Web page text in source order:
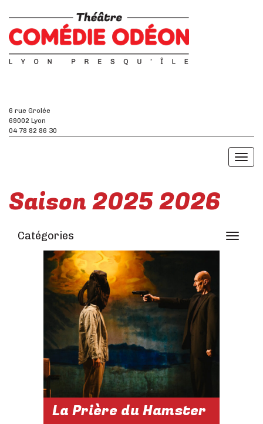
6 rue Grolée
69002 Lyon
04 78 82 86 30
Toggle
Saison 2025 2026
Toggle
Catégories
La Prière du Hamster